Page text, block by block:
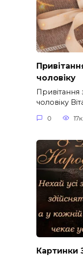
чоловіку
чоловіку
0 17к.